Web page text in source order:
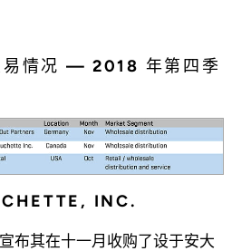
易情况 — 2018 年第四季
INC.
布其在十一月收购了设于安大